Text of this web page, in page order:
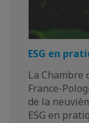
ESG en
La Chambre
France-
de la
ESG en